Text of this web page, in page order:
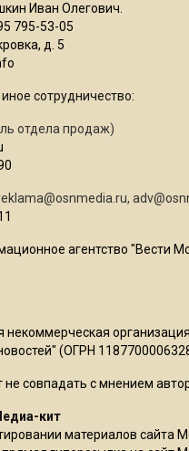
Иван Олегович.
795-53-05
д. 5
сотрудничество:
отдела продаж)
,
агентство "Вести
некоммерческая
(ОГРН
совпадать с мнением
кит
материалов сайта